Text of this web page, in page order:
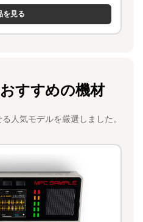
を見る
すすめの機材
人気モデルを厳選しました。